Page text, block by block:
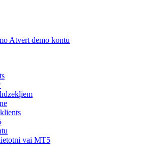
Atvērt demo kontu
vai MT5